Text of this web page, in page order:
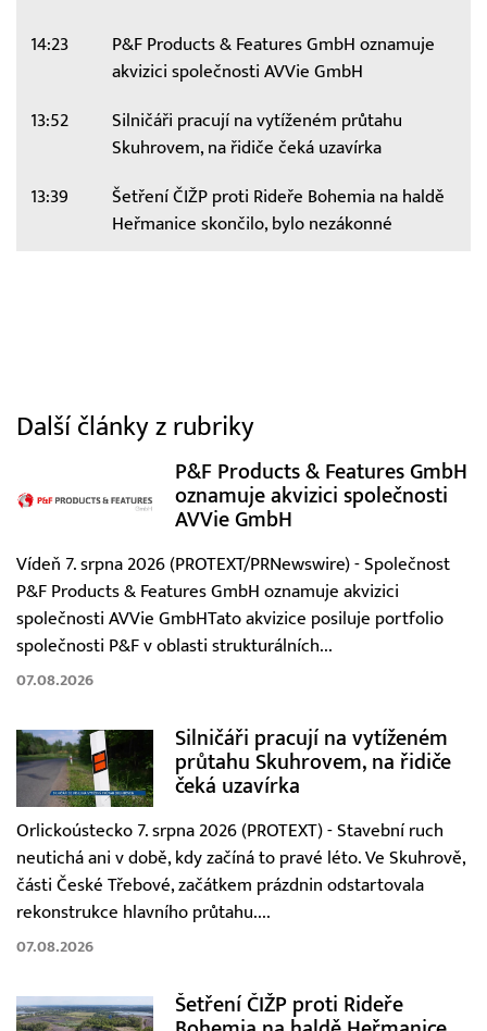
14:23
P&F Products & Features GmbH oznamuje
akvizici společnosti AVVie GmbH
13:52
Silničáři pracují na vytíženém průtahu
Skuhrovem, na řidiče čeká uzavírka
13:39
Šetření ČIŽP proti Rideře Bohemia na haldě
Heřmanice skončilo, bylo nezákonné
Další články z rubriky
P&F Products & Features GmbH
oznamuje akvizici společnosti
AVVie GmbH
Vídeň 7. srpna 2026 (PROTEXT/PRNewswire) - Společnost
P&F Products & Features GmbH oznamuje akvizici
společnosti AVVie GmbHTato akvizice posiluje portfolio
společnosti P&F v oblasti strukturálních...
07.08.2026
Silničáři pracují na vytíženém
průtahu Skuhrovem, na řidiče
čeká uzavírka
Orlickoústecko 7. srpna 2026 (PROTEXT) - Stavební ruch
neutichá ani v době, kdy začíná to pravé léto. Ve Skuhrově,
části České Třebové, začátkem prázdnin odstartovala
rekonstrukce hlavního průtahu....
07.08.2026
Šetření ČIŽP proti Rideře